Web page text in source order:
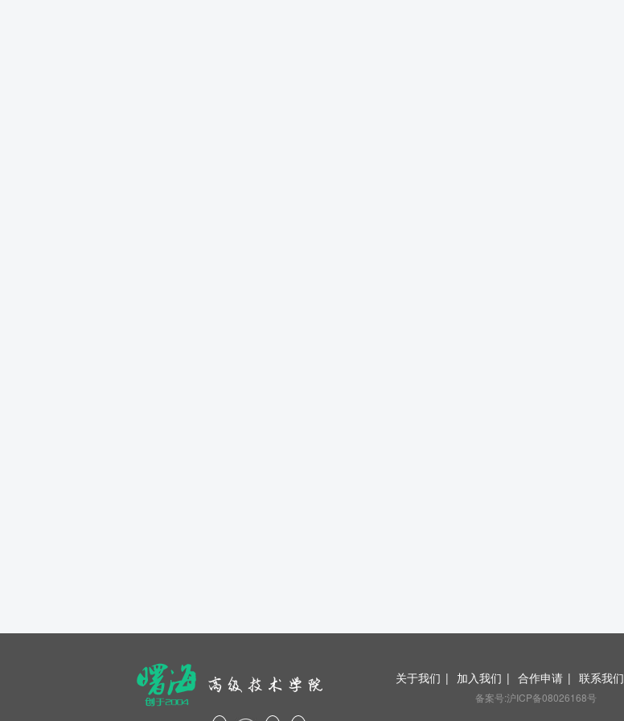
关于我们 | 加入我们 | 合作申请 | 联系我们
备案号:沪ICP备08026168号